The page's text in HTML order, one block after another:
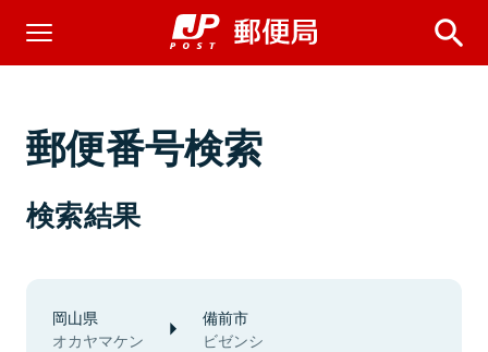
郵便番号検索
検索結果
岡山県
オカヤマケン
備前市
ビゼンシ